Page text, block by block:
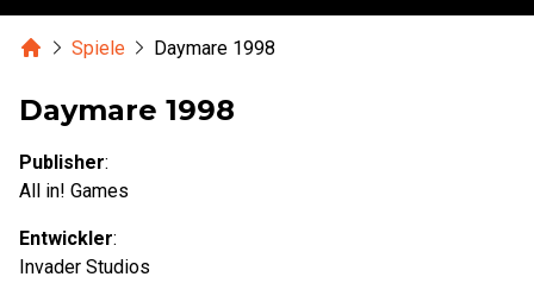
HomeSpiele Daymare 1998
Daymare 1998
Publisher:
All in! Games
Entwickler:
Invader Studios